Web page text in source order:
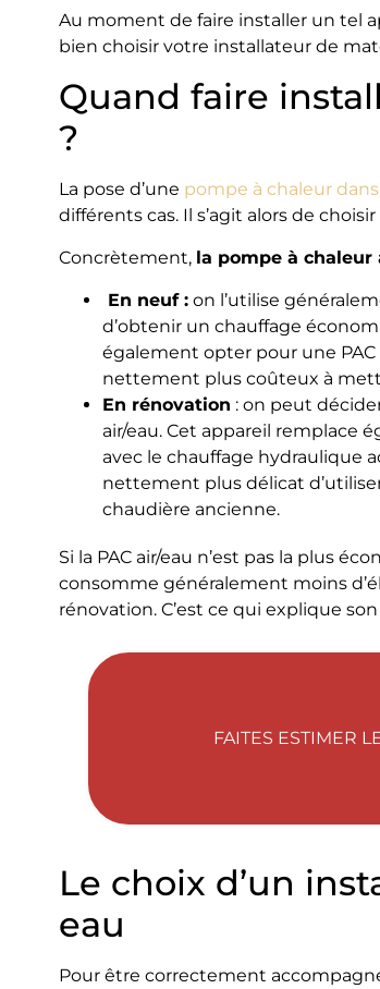
Au moment de faire installer un tel
bien choisir votre installateur de
Quand faire
?
La pose d’une pompe à chaleur
différents cas. Il s’agit alors de
Concrètement, la pompe à
En neuf :on l’utilise
d’obtenir un chauffage
également opter pour une
nettement plus coûteux à
En rénovation : on peut
air/eau. Cet appareil remplace
avec le chauffage hydraulique
nettement plus délicat
chaudière ancienne.
Si la PAC air/eau n’est pas la plus
consomme généralement moins
rénovation. C’est ce qui explique
FAITES ESTIMER
Le choix d’un
eau
Pour être correctement